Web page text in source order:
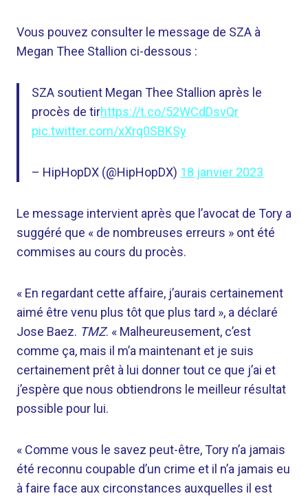
Vous pouvez consulter le message de SZA à
Megan Thee Stallion ci-dessous :
SZA soutient Megan Thee Stallion après le
procès de tirhttps://t.co/52WCdDsvQr
pic.twitter.com/xXrq0SBKSy
– HipHopDX (@HipHopDX) 18 janvier 2023
Le message intervient après que l’avocat de Tory a
suggéré que « de nombreuses erreurs » ont été
commises au cours du procès.
« En regardant cette affaire, j’aurais certainement
aimé être venu plus tôt que plus tard », a déclaré
Jose Baez. TMZ. « Malheureusement, c’est
comme ça, mais il m’a maintenant et je suis
certainement prêt à lui donner tout ce que j’ai et
j’espère que nous obtiendrons le meilleur résultat
possible pour lui.
« Comme vous le savez peut-être, Tory n’a jamais
été reconnu coupable d’un crime et il n’a jamais eu
à faire face aux circonstances auxquelles il est